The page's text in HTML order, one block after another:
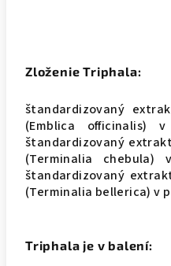
Zloženie Triphala:
štandardizovaný
(Emblica officinalis)
štandardizovaný
(Terminalia chebula)
štandardizovaný
(Terminalia bellerica) v
Triphala je v balení: